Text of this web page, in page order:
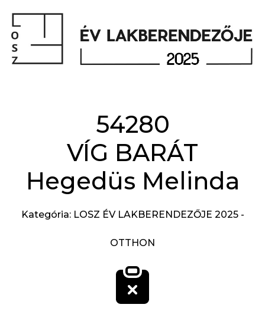
54280
VÍG BARÁT
Hegedüs Melinda
Kategória: LOSZ ÉV LAKBERENDEZŐJE 2025 -
OTTHON